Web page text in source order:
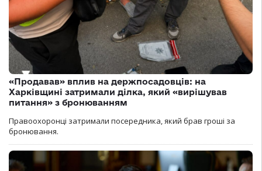
«Продавав» вплив на держпосадовців: на
Харківщині затримали ділка, який «вирішував
питання» з бронюванням
Правоохоронці затримали посередника, який брав гроші за
бронювання.